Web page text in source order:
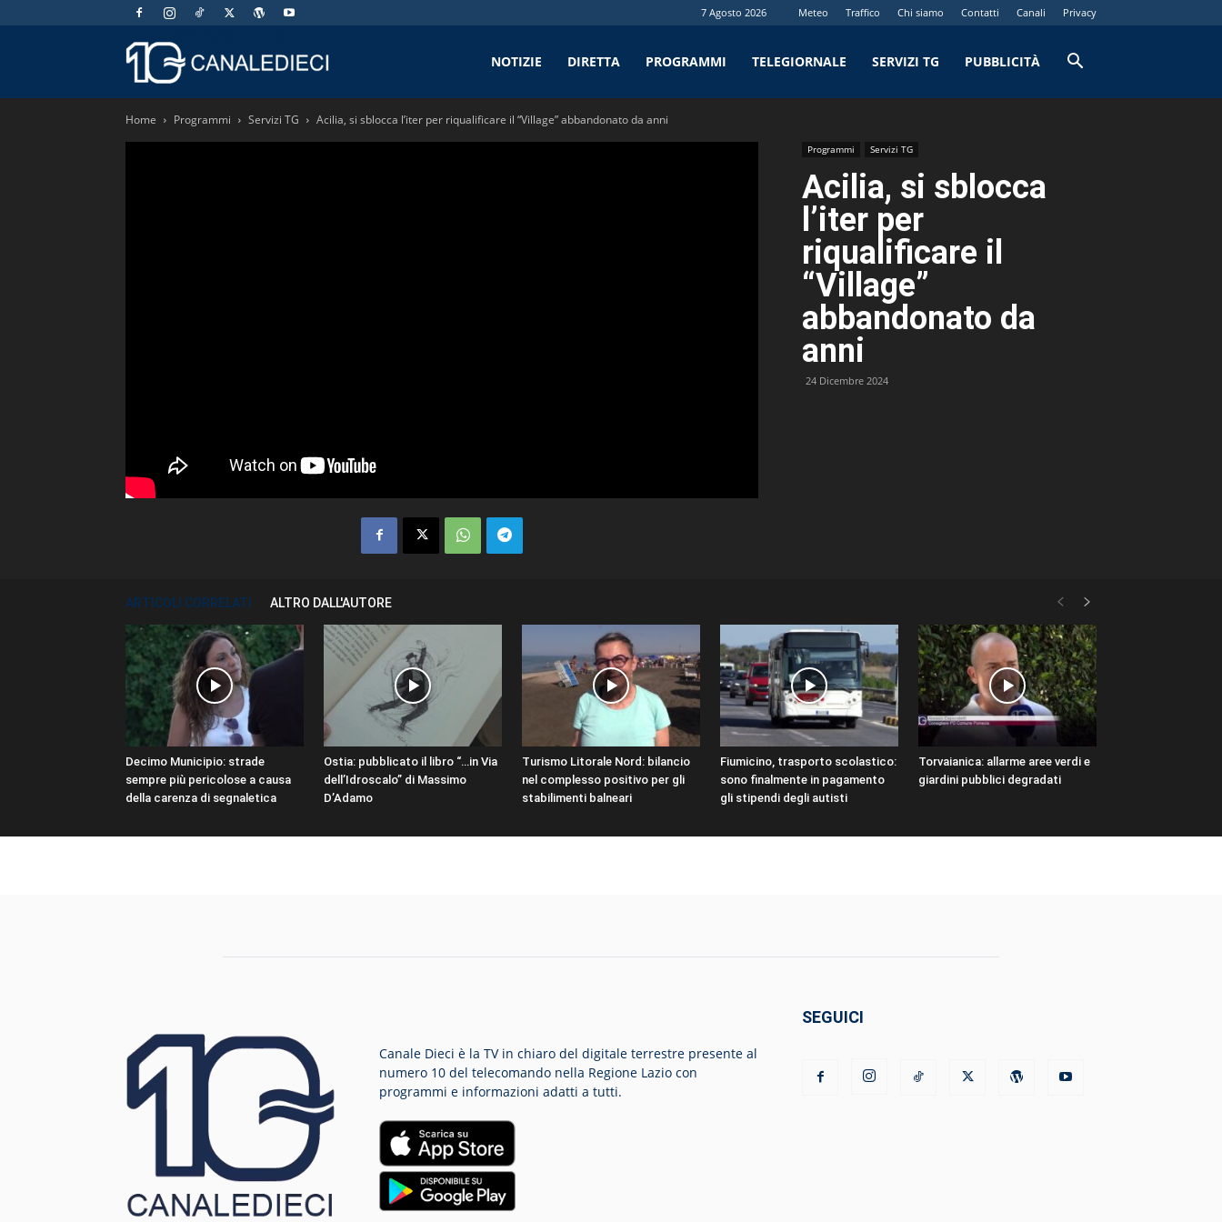
7 Agosto 2026 Meteo Traffico Chi siamo Contatti Canali Privacy
Canaledieci.tv NOTIZIE DIRETTA PROGRAMMI TELEGIORNALE SERVIZI TG PUBBLICITÀ
Home Programmi Servizi TG Acilia, si sblocca l’iter per riqualificare il “Village” abbandonato da anni
Programmi Servizi TG
Acilia, si sblocca
l’iter per
riqualificare il
“Village”
abbandonato da
anni
24 Dicembre 2024
ARTICOLI CORRELATI ALTRO DALL'AUTORE
Decimo Municipio: strade
sempre più pericolose a causa
della carenza di segnaletica
Ostia: pubblicato il libro “…in Via
dell’Idroscalo” di Massimo
D’Adamo
Turismo Litorale Nord: bilancio
nel complesso positivo per gli
stabilimenti balneari
Fiumicino, trasporto scolastico:
sono finalmente in pagamento
gli stipendi degli autisti
Torvaianica: allarme aree verdi e
giardini pubblici degradati
Canale Dieci è la TV in chiaro del digitale terrestre presente al
numero 10 del telecomando nella Regione Lazio con
programmi e informazioni adatti a tutti.
SEGUICI